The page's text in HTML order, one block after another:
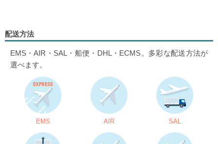
配送方法
EMS・AIR・SAL・船便・DHL・ECMS。多彩な配送方法が
選べます。
EMS AIR SAL